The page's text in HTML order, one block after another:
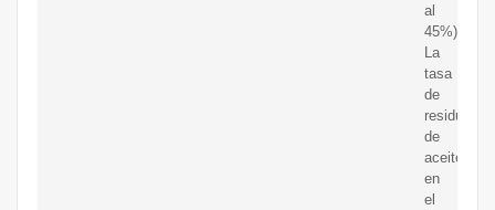
al
45%).
La
tasa
de
residuo
de
aceite
en
el